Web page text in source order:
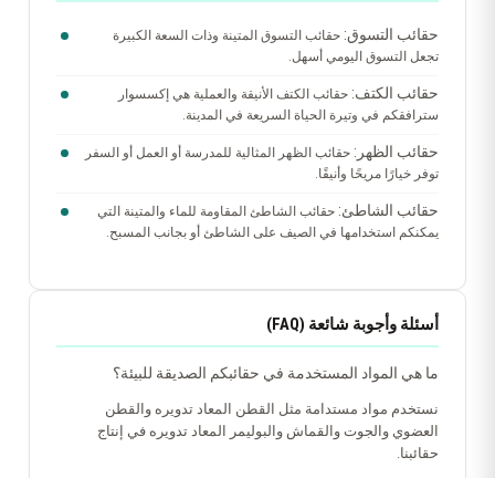
حقائب التسوق: حقائب التسوق المتينة وذات السعة الكبيرة
تجعل التسوق اليومي أسهل.
حقائب الكتف: حقائب الكتف الأنيقة والعملية هي إكسسوار
سترافقكم في وتيرة الحياة السريعة في المدينة.
حقائب الظهر: حقائب الظهر المثالية للمدرسة أو العمل أو السفر
توفر خيارًا مريحًا وأنيقًا.
حقائب الشاطئ: حقائب الشاطئ المقاومة للماء والمتينة التي
يمكنكم استخدامها في الصيف على الشاطئ أو بجانب المسبح.
أسئلة وأجوبة شائعة (FAQ)
ما هي المواد المستخدمة في حقائبكم الصديقة للبيئة؟
نستخدم مواد مستدامة مثل القطن المعاد تدويره والقطن
العضوي والجوت والقماش والبوليمر المعاد تدويره في إنتاج
حقائبنا.